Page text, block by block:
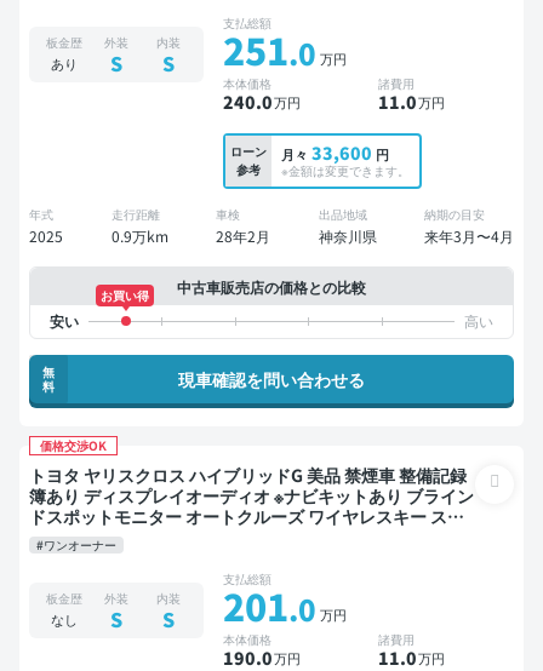
板金歴
あり
外装
S
内装
S
支払総額
251.0 万円
本体価格
240.0万円
諸費用
11.0万円
ローン
参考
月々 33,600 円
※金額は変更できます。
年式
2025
走行距離
0.9万km
車検
28年2月
出品地域
神奈川県
納期の目安
来年3月〜4月
中古車販売店の価格との比較
お買い得
無
料
現車確認を問い合わせる
価格交渉OK
トヨタ ヤリスクロス ハイブリッドG 美品 禁煙車 整備記録
簿あり ディスプレイオーディオ ※ナビキットあり ブライン
ドスポットモニター オートクルーズ ワイヤレスキー スマ
ートキー ETC バックモニター ドライブレコーダー 衝突軽
減
#ワンオーナー
板金歴
なし
外装
S
内装
S
支払総額
201.0 万円
本体価格
190.0万円
諸費用
11.0万円